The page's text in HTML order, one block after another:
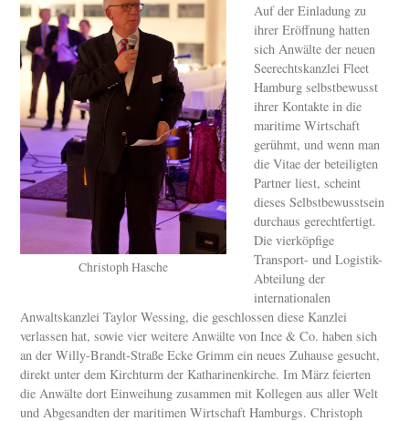
Christoph Hasche
Auf der Einladung zu
ihrer Eröffnung hatten
sich Anwälte der neuen
Seerechtskanzlei Fleet
Hamburg selbstbewusst
ihrer Kontakte in die
maritime Wirtschaft
gerühmt, und wenn man
die Vitae der beteiligten
Partner liest, scheint
dieses Selbstbewusstsein
durchaus gerechtfertigt.
Die vierköpfige
Transport- und Logistik-
Abteilung der
internationalen
Anwaltskanzlei Taylor Wessing, die geschlossen diese Kanzlei
verlassen hat, sowie vier weitere Anwälte von Ince & Co. haben sich
an der Willy-Brandt-Straße Ecke Grimm ein neues Zuhause gesucht,
direkt unter dem Kirchturm der Katharinenkirche. Im März feierten
die Anwälte dort Einweihung zusammen mit Kollegen aus aller Welt
und Abgesandten der maritimen Wirtschaft Hamburgs. Christoph